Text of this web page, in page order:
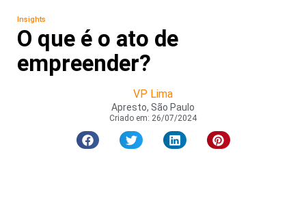
Insights
O que é o ato de
empreender?
VP Lima
Apresto, São Paulo
Criado em: 26/07/2024